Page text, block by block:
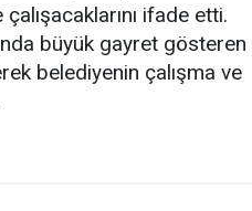
ifade etti.
büyük gayret gösteren
belediyenin çalışma ve